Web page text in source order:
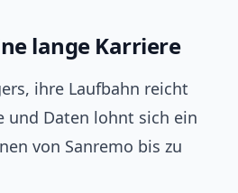
lange Karriere
ihre Laufbahn reicht
und Daten lohnt sich ein
von Sanremo bis zu